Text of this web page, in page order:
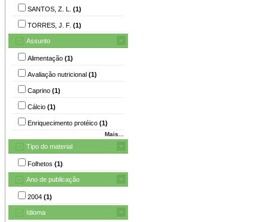
SANTOS, Z. L. (1)
TORRES, J. F. (1)
Assunto
Alimentação (1)
Avaliação nutricional (1)
Caprino (1)
Cálcio (1)
Enriquecimento protéico (1)
Mais...
Tipo do material
Folhetos (1)
Ano de publicação
2004 (1)
Idioma